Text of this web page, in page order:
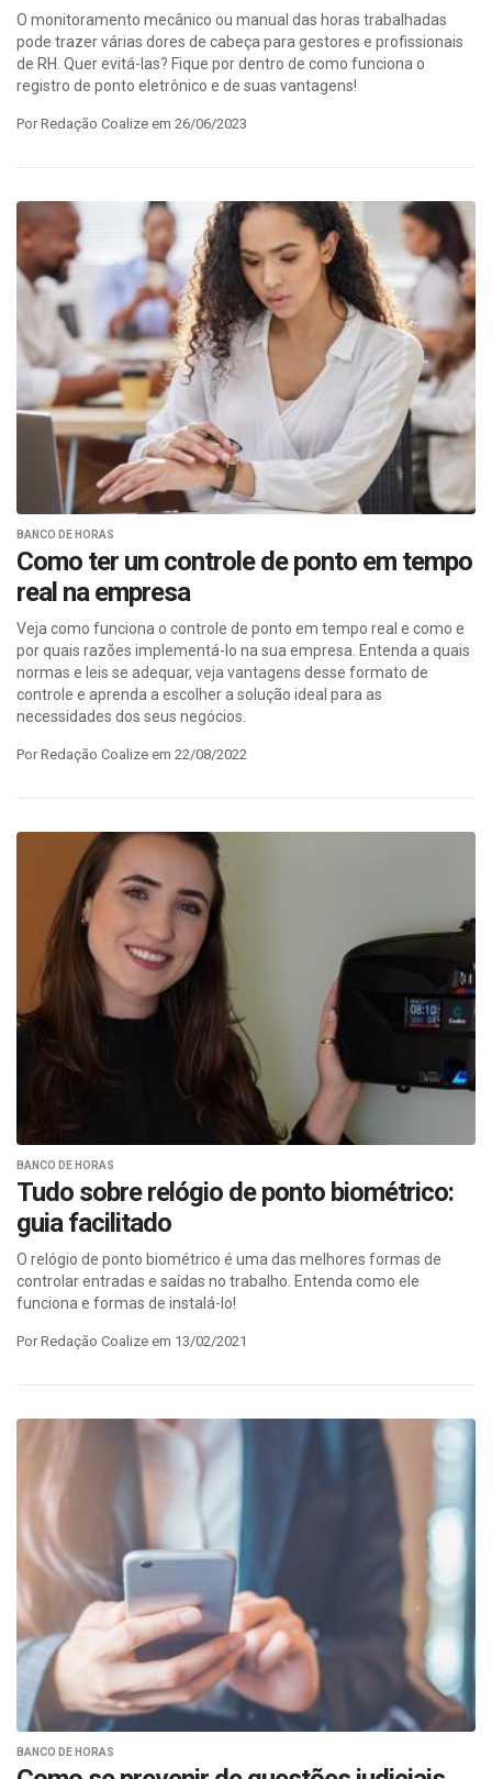
O monitoramento mecânico ou manual das horas trabalhadas
pode trazer várias dores de cabeça para gestores e profissionais
de RH. Quer evitá-las? Fique por dentro de como funciona o
registro de ponto eletrônico e de suas vantagens!
Por Redação Coalize em 26/06/2023
BANCO DE HORAS
Como ter um controle de ponto em tempo
real na empresa
Veja como funciona o controle de ponto em tempo real e como e
por quais razões implementá-lo na sua empresa. Entenda a quais
normas e leis se adequar, veja vantagens desse formato de
controle e aprenda a escolher a solução ideal para as
necessidades dos seus negócios.
Por Redação Coalize em 22/08/2022
BANCO DE HORAS
Tudo sobre relógio de ponto biométrico:
guia facilitado
O relógio de ponto biométrico é uma das melhores formas de
controlar entradas e saídas no trabalho. Entenda como ele
funciona e formas de instalá-lo!
Por Redação Coalize em 13/02/2021
BANCO DE HORAS